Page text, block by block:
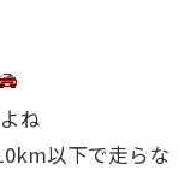
ね
以下で走らな